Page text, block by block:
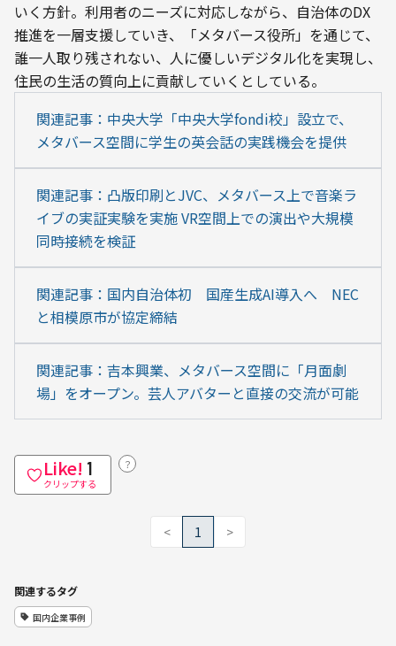
いく方針。利用者のニーズに対応しながら、自治体のDX
推進を一層支援していき、「メタバース役所」を通じて、
誰一人取り残されない、人に優しいデジタル化を実現し、
住民の生活の質向上に貢献していくとしている。
関連記事：中央大学「中央大学fondi校」設立で、
メタバース空間に学生の英会話の実践機会を提供
関連記事：凸版印刷とJVC、メタバース上で音楽ラ
イブの実証実験を実施 VR空間上での演出や大規模
同時接続を検証
関連記事：国内自治体初　国産生成AI導入へ　NEC
と相模原市が協定締結
関連記事：吉本興業、メタバース空間に「月面劇
場」をオープン。芸人アバターと直接の交流が可能
Like! 1
クリップする
？
< 1 >
関連するタグ
国内企業事例